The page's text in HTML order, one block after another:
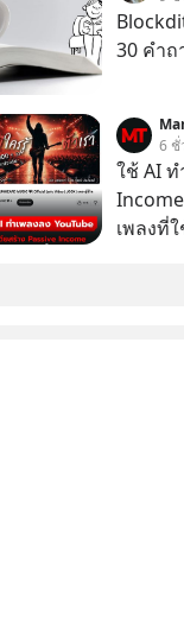
รักษาใ
รอบข้างไป
30 คำถ
6 ชั่
ใช้ AI ท
เพลงที่
ตอนนี้